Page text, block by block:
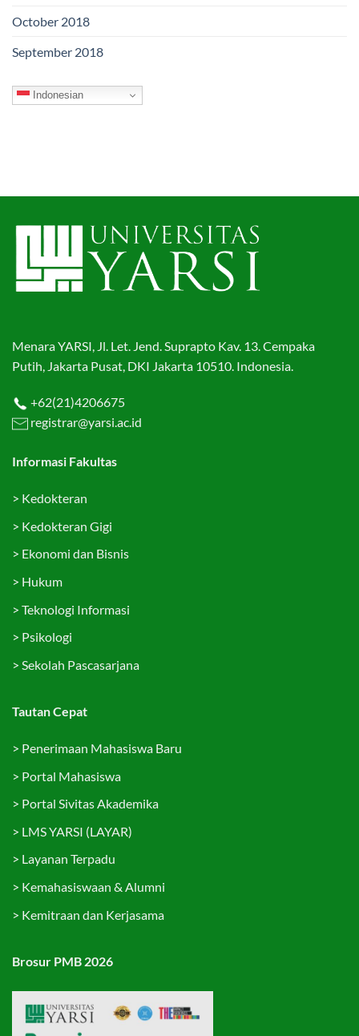
October 2018
September 2018
Indonesian
Menara YARSI, Jl. Let. Jend. Suprapto Kav. 13. Cempaka
Putih, Jakarta Pusat, DKI Jakarta 10510. Indonesia.
+62(21)4206675
registrar@yarsi.ac.id
Informasi Fakultas
> Kedokteran
> Kedokteran Gigi
> Ekonomi dan Bisnis
> Hukum
> Teknologi Informasi
> Psikologi
> Sekolah Pascasarjana
Tautan Cepat
> Penerimaan Mahasiswa Baru
> Portal Mahasiswa
> Portal Sivitas Akademika
> LMS YARSI (LAYAR)
> Layanan Terpadu
> Kemahasiswaan & Alumni
> Kemitraan dan Kerjasama
Brosur PMB 2026